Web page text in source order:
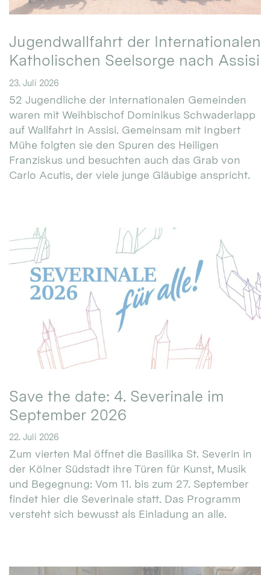
Jugendwallfahrt der Internationalen
Katholischen Seelsorge nach Assisi
23. Juli 2026
52 Jugendliche der internationalen Gemeinden
waren mit Weihbischof Dominikus Schwaderlapp
auf Wallfahrt in Assisi. Gemeinsam mit Ingbert
Mühe folgten sie den Spuren des Heiligen
Franziskus und besuchten auch das Grab von
Carlo Acutis, der viele junge Gläubige anspricht.
Save the date: 4. Severinale im
September 2026
22. Juli 2026
Zum vierten Mal öffnet die Basilika St. Severin in
der Kölner Südstadt ihre Türen für Kunst, Musik
und Begegnung: Vom 11. bis zum 27. September
findet hier die Severinale statt. Das Programm
versteht sich bewusst als Einladung an alle.